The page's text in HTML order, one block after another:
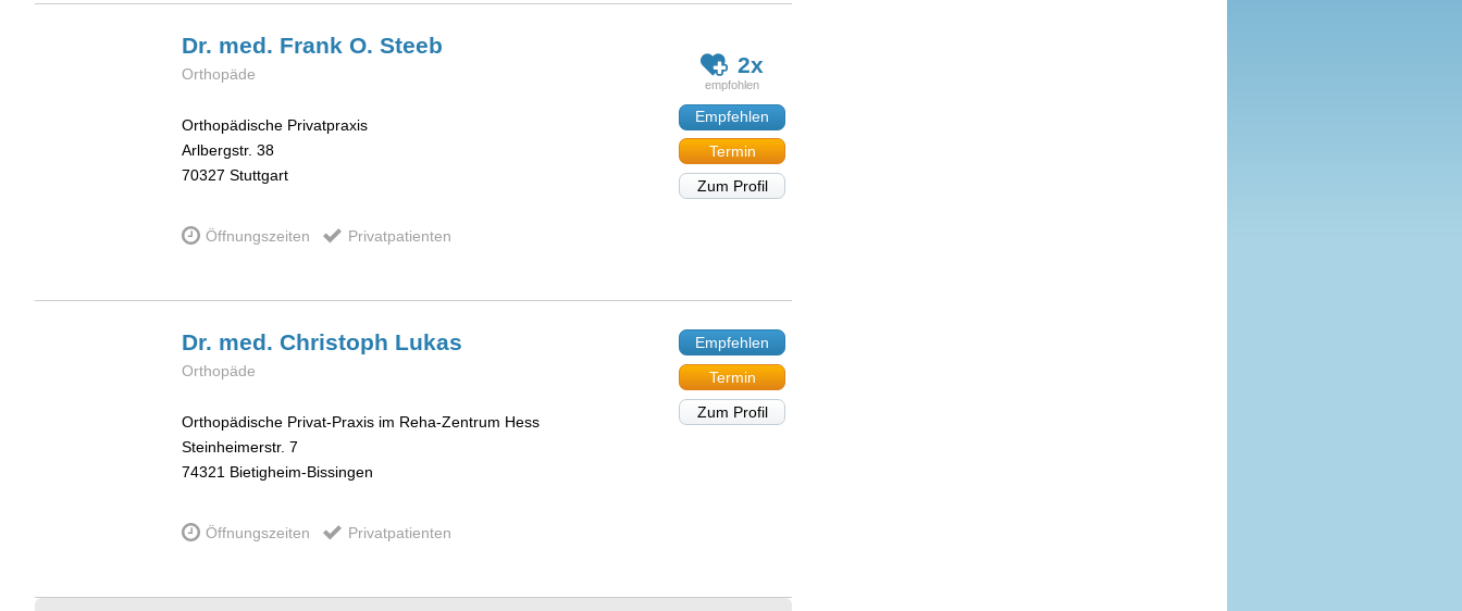
Dr. med. Frank O. Steeb
Orthopäde
Orthopädische Privatpraxis
Arlbergstr. 38
70327 Stuttgart
Öffnungszeiten Privatpatienten
2x
Empfehlen
Termin
Zum Profil
Dr. med. Christoph Lukas
Orthopäde
Orthopädische Privat-Praxis im Reha-Zentrum Hess
Steinheimerstr. 7
74321 Bietigheim-Bissingen
Öffnungszeiten Privatpatienten
Empfehlen
Termin
Zum Profil